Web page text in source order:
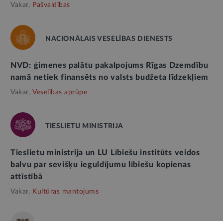
Vakar, Pašvaldības
NACIONĀLAIS VESELĪBAS DIENESTS
NVD: ģimenes palātu pakalpojums Rīgas Dzemdību
namā netiek finansēts no valsts budžeta līdzekļiem
Vakar, Veselības aprūpe
TIESLIETU MINISTRIJA
Tieslietu ministrija un LU Lībiešu institūts veidos
balvu par sevišķu ieguldījumu lībiešu kopienas
attīstībā
Vakar, Kultūras mantojums